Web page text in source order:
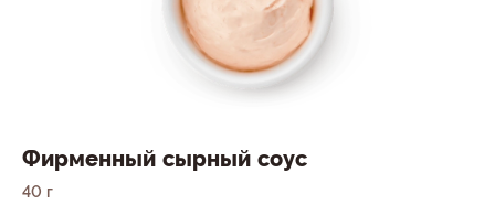
Фирменный сырный соус
40 г